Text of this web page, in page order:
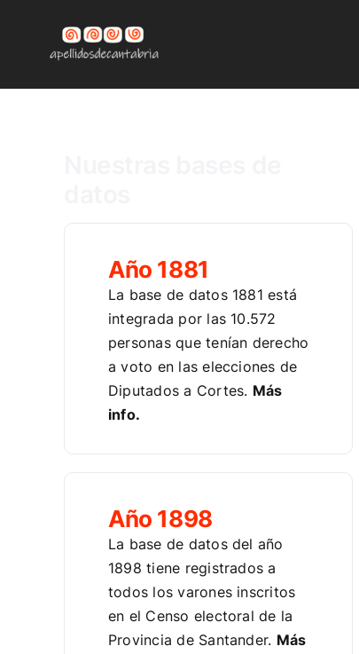
contenido
Año 1881
La base de datos 1881 está
integrada por las 10.572
personas que tenían derecho
a voto en las elecciones de
Diputados a Cortes. Más
info.
Año 1898
La base de datos del año
1898 tiene registrados a
todos los varones inscritos
en el Censo electoral de la
Provincia de Santander. Más